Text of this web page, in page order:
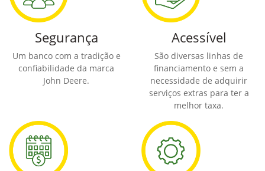
Segurança
Um banco com a tradição e
confiabilidade da marca
John Deere.
Acessível
São diversas linhas de
financiamento e sem a
necessidade de adquirir
serviços extras para ter a
melhor taxa.